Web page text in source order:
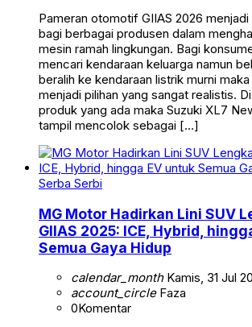
Pameran otomotif GIIAS 2026 menjadi
bagi berbagai produsen dalam
mesin ramah lingkungan. Bagi
mencari kendaraan keluarga namun
beralih ke kendaraan listrik murni
menjadi pilihan yang sangat realistis.
produk yang ada maka Suzuki XL7
tampil mencolok sebagai […]
Serba Serbi
MG Motor Hadirkan Lini SUV
GIIAS 2025: ICE, Hybrid,
Semua Gaya Hidup
calendar_monthKamis, 31 Jul
account_circleFaza
0Komentar